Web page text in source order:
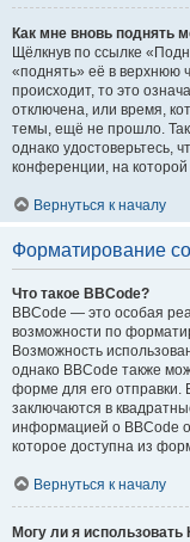
Как мне вновь поднять
Щёлкнув по ссылке
«поднять» её в верхнюю
происходит, то это
отключена, или время,
темы, ещё не прошло.
однако удостоверьтесь,
конференции, на которой
Вернуться к началу
Форматирование
Что такое BBCode?
BBCode — это особая
возможности по
Возможность
однако BBCode также
форме для его отправки.
заключаются в
информацией о BBCode
которое доступна из
Вернуться к началу
Могу ли я использовать